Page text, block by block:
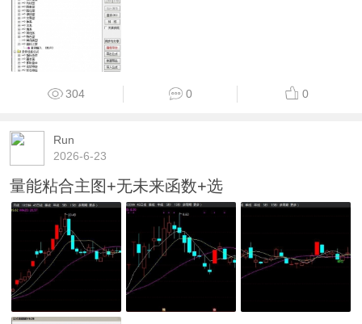
304 0 0
Run
2026-6-23
量能粘合主图+无未来函数+选